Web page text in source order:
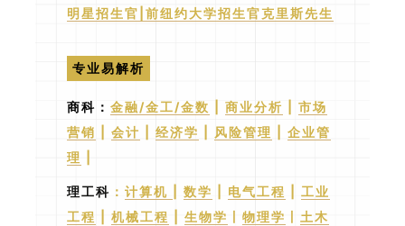
明星招生官|前纽约大学招生官克里斯先生
专业易解析
商科： 金融/金工/金数 商业分析
市场
营销
会计 经济学 风险管理
企业管
理
理工科 ： 计算机 数学 电气工程
工业
工程
机械工程 生物学 物理学
土木